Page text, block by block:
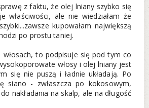
z faktu, że olej lniany szybko się
właściwości, ale nie wiedziałam że
kupowałam największą
po prostu taniej.
to podpisuje się pod tym co
włosy i olej lniany jest
się nie puszą i ładnie układają. Po
siano - zwłaszcza po kokosowym,
nakładania na skalp, ale na długość